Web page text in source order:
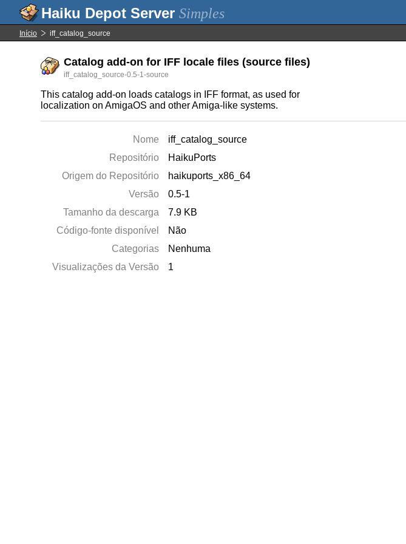
Simples
Início iff_catalog_source
Catalog add-on for IFF locale files (source files)
iff_catalog_source-0.5-1-source
This catalog add-on loads catalogs in IFF format, as used for
localization on AmigaOS and other Amiga-like systems.
Nome
iff_catalog_source
Repositório
HaikuPorts
Origem do Repositório
haikuports_x86_64
Versão
0.5-1
Tamanho da descarga
7.9 KB
Código-fonte disponível
Não
Categorias
Nenhuma
Visualizações da Versão
1